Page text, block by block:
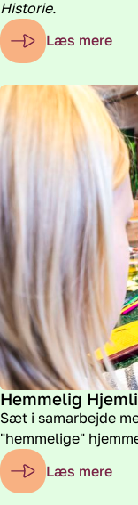
Historie.
Læs mere
Hemmelig
Sæt i samarbejde
"hemmelige"
Læs mere